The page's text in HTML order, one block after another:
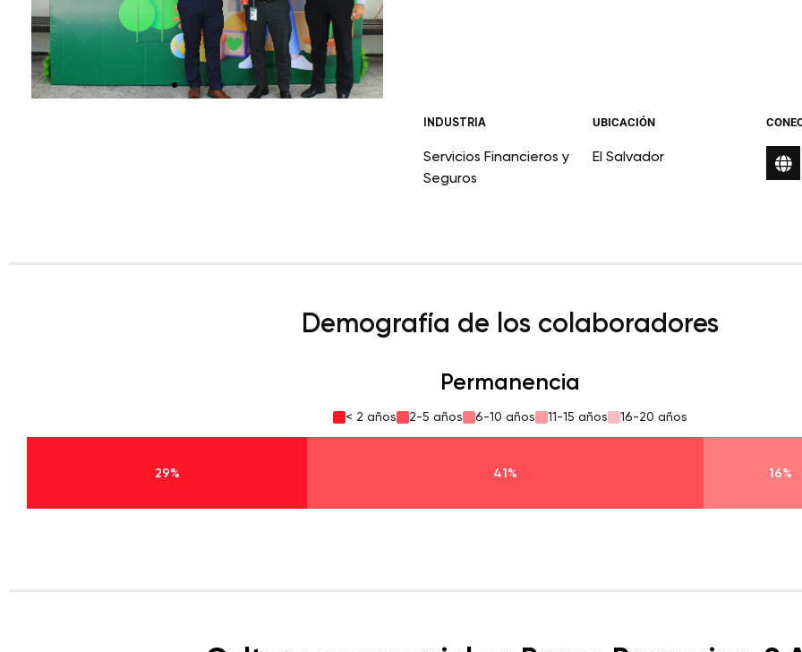
INDUSTRIA
Servicios Financieros y
Seguros
UBICACIÓN
El Salvador
Demografía de los colaboradores
Permanencia
< 2 años 2-5 años 6-10 años 11-15 años 16-20 años
29% 41% 16%